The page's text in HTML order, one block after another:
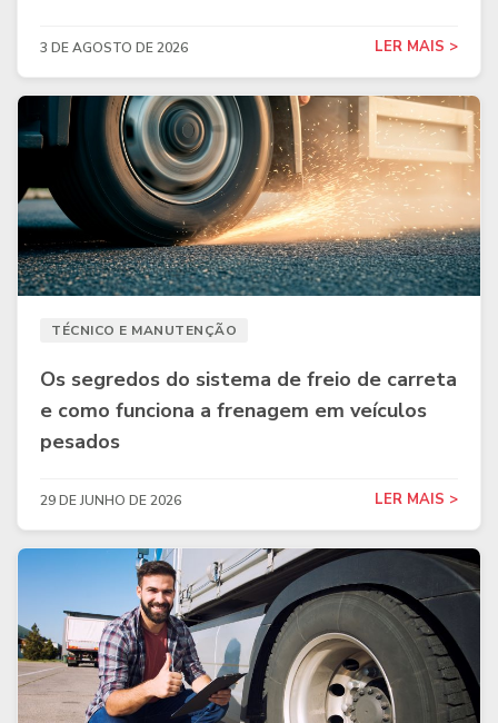
3 DE AGOSTO DE 2026 LER MAIS >
TÉCNICO E MANUTENÇÃO
Os segredos do sistema de freio de carreta
e como funciona a frenagem em veículos
pesados
29 DE JUNHO DE 2026 LER MAIS >